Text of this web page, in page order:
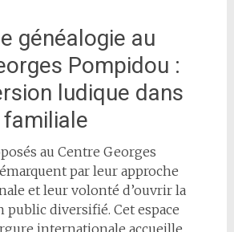
généalogie au
Pompidou :
ludique dans
au Centre Georges
par leur approche
et leur volonté d’ouvrir la
public diversifié. Cet espace
internationale accueille